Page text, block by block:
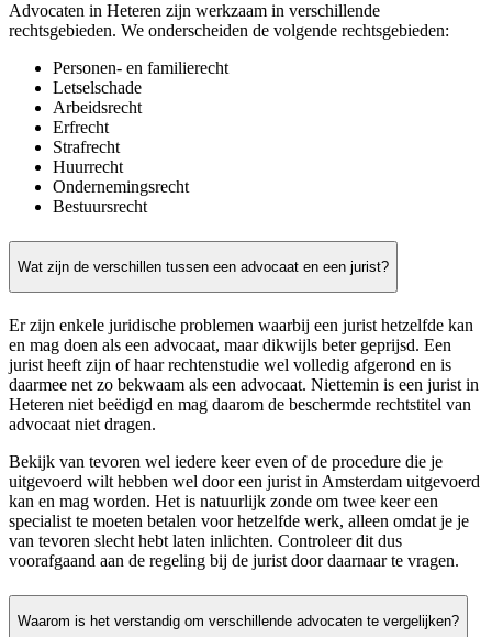
Advocaten in Heteren zijn werkzaam in verschillende
rechtsgebieden. We onderscheiden de volgende rechtsgebieden:
Personen- en familierecht
Letselschade
Arbeidsrecht
Erfrecht
Strafrecht
Huurrecht
Ondernemingsrecht
Bestuursrecht
Wat zijn de verschillen tussen een advocaat en een jurist?
Er zijn enkele juridische problemen waarbij een jurist hetzelfde kan
en mag doen als een advocaat, maar dikwijls beter geprijsd. Een
jurist heeft zijn of haar rechtenstudie wel volledig afgerond en is
daarmee net zo bekwaam als een advocaat. Niettemin is een jurist in
Heteren niet beëdigd en mag daarom de beschermde rechtstitel van
advocaat niet dragen.
Bekijk van tevoren wel iedere keer even of de procedure die je
uitgevoerd wilt hebben wel door een jurist in Amsterdam uitgevoerd
kan en mag worden. Het is natuurlijk zonde om twee keer een
specialist te moeten betalen voor hetzelfde werk, alleen omdat je je
van tevoren slecht hebt laten inlichten. Controleer dit dus
voorafgaand aan de regeling bij de jurist door daarnaar te vragen.
Waarom is het verstandig om verschillende advocaten te vergelijken?